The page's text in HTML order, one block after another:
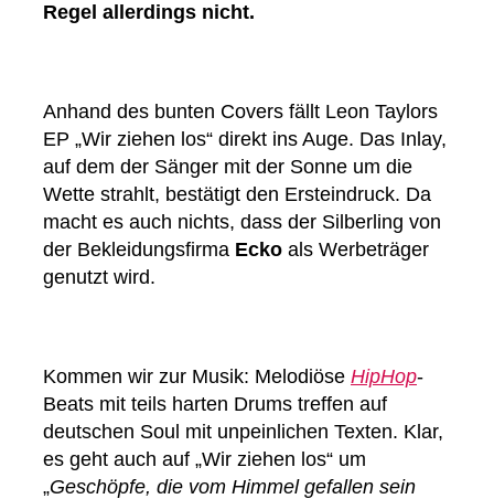
Regel allerdings nicht.
Anhand des bunten Covers fällt Leon Taylors
EP „Wir ziehen los“ direkt ins Auge. Das Inlay,
auf dem der Sänger mit der Sonne um die
Wette strahlt, bestätigt den Ersteindruck. Da
macht es auch nichts, dass der Silberling von
der Bekleidungsfirma Ecko als Werbeträger
genutzt wird.
Kommen wir zur Musik: Melodiöse HipHop-
Beats mit teils harten Drums treffen auf
deutschen Soul mit unpeinlichen Texten. Klar,
es geht auch auf „Wir ziehen los“ um
„Geschöpfe, die vom Himmel gefallen sein